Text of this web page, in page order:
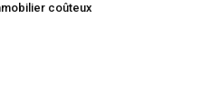
coûteux